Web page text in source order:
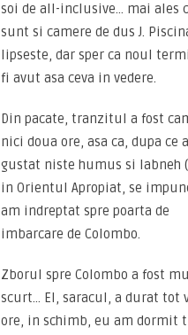
soi de all-inclusive… mai ales
sunt si camere de dus J.
lipseste, dar sper ca noul
fi avut asa ceva in vedere.
Din pacate, tranzitul a fost
nici doua ore, asa ca, dupa ce
gustat niste humus si labneh
in Orientul Apropiat, se
am indreptat spre poarta de
imbarcare de Colombo.
Zborul spre Colombo a fost
scurt… El, saracul, a durat tot
ore, in schimb, eu am dormit